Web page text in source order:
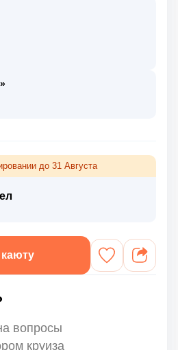
до 31 Августа
вопросы
круиза